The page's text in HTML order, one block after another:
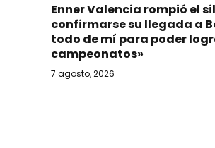
Enner Valencia rompió el
confirmarse su llegada a
todo de mí para poder
campeonatos»
7 agosto, 2026